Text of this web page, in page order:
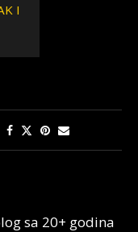
I
sa 20+ godina